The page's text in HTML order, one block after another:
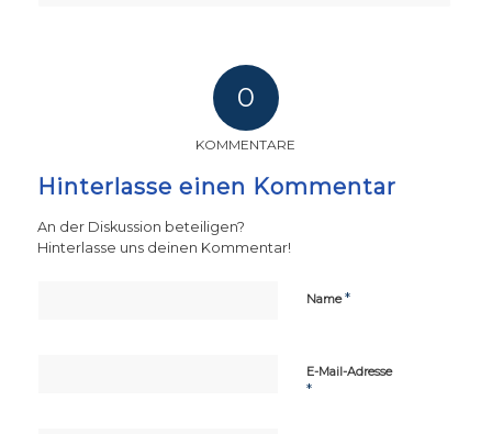
0
KOMMENTARE
Hinterlasse einen Kommentar
An der Diskussion beteiligen?
Hinterlasse uns deinen Kommentar!
Name*
E-Mail-Adresse
*